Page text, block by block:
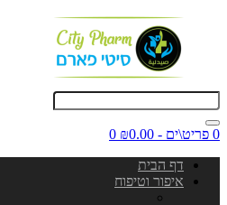
0 פריט\ים - ₪0.00
0
דף הבית
איפור וטיפוח